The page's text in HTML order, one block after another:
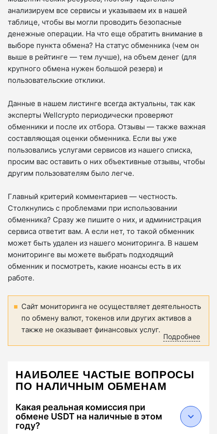
анализируем все сервисы и указываем их в нашей
таблице, чтобы вы могли проводить безопасные
денежные операции. На что еще обратить внимание в
выборе пункта обмена? На статус обменника (чем он
выше в рейтинге — тем лучше), на объем денег (для
крупного обмена нужен большой резерв) и
пользовательские отклики.
Данные в нашем листинге всегда актуальны, так как
эксперты Wellcrypto периодически проверяют
обменники и после их отбора. Отзывы — также важная
составляющая оценки обменника. Если вы уже
пользовались услугами сервисов из нашего списка,
просим вас оставить о них объективные отзывы, чтобы
другим пользователям было легче.
Главный критерий комментариев — честность.
Столкнулись с проблемами при использовании
обменника? Сразу же пишите о них, и администрация
сервиса ответит вам. А если нет, то такой обменник
может быть удален из нашего мониторинга. В нашем
мониторинге вы можете выбрать подходящий
обменник и посмотреть, какие нюансы есть в их
работе.
Сайт мониторинга не осуществляет деятельность
по обмену валют, токенов или других активов а
также не оказывает финансовых услуг.
Подробнее
НАИБОЛЕЕ ЧАСТЫЕ ВОПРОСЫ
ПО НАЛИЧНЫМ ОБМЕНАМ
Какая реальная комиссия при
обмене USDT на наличные в этом
году?